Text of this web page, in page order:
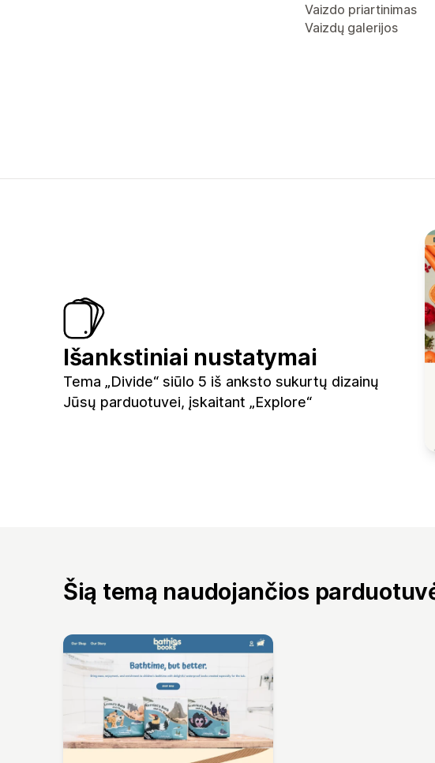
Vaizdo priartinimas
Vaizdų galerijos
Išankstiniai nustatymai
Tema „Divide“ siūlo 5 iš anksto sukurtų dizainų
Jūsų parduotuvei, įskaitant „Explore“
Šią temą naudojančios